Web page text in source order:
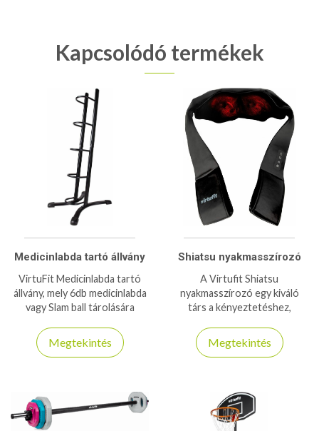
Kapcsolódó termékek
Medicinlabda tartó állvány
VirtuFit Medicinlabda tartó
állvány, mely 6db medicinlabda
vagy Slam ball tárolására
Megtekintés
Shiatsu nyakmasszírozó
A Virtufit Shiatsu
nyakmasszírozó egy kiváló
társ a kényeztetéshez,
utazáshoz is használható
Megtekintés